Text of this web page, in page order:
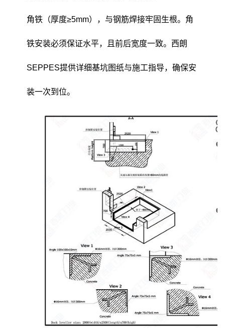
角铁（厚度≥5mm），与钢筋焊接牢固生根。角
铁安装必须保证水平，且前后宽度一致。西朗
SEPPES提供详细基坑图纸与施工指导，确保安
装一次到位。